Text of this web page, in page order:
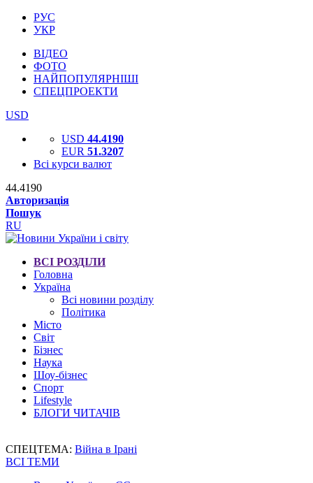
РУС
УКР
ВІДЕО
ФОТО
НАЙПОПУЛЯРНІШІ
СПЕЦПРОЕКТИ
USD
USD 44.4190
EUR 51.3207
Всі курси валют
44.4190
Авторизація
Пошук
RU
ВСІ РОЗДІЛИ
Головна
Україна
Всі новини розділу
Політика
Місто
Світ
Бізнес
Наука
Шоу-бізнес
Спорт
Lifestyle
БЛОГИ ЧИТАЧІВ
СПЕЦТЕМА: Війна в Ірані
ВСІ ТЕМИ